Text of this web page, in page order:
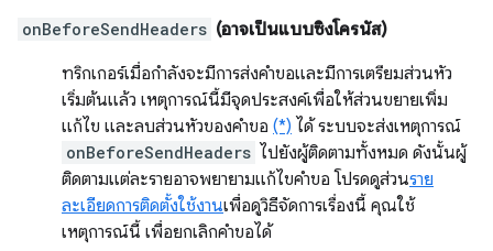
onBeforeSendHeaders (อาจเป็นแบบซิงโครนัส)
ทริกเกอร์เมื่อกำลังจะมีการส่งคำขอและมีการเตรียมส่วนหัว
เริ่มต้นแล้ว เหตุการณ์นี้มีจุดประสงค์เพื่อให้ส่วนขยายเพิ่ม
แก้ไข และลบส่วนหัวของคำขอ (*) ได้ ระบบจะส่งเหตุการณ์
onBeforeSendHeaders ไปยังผู้ติดตามทั้งหมด ดังนั้นผู้
ติดตามแต่ละรายอาจพยายามแก้ไขคำขอ โปรดดูส่วนราย
ละเอียดการติดตั้งใช้งานเพื่อดูวิธีจัดการเรื่องนี้ คุณใช้
เหตุการณ์นี้ เพื่อยกเลิกคำขอได้